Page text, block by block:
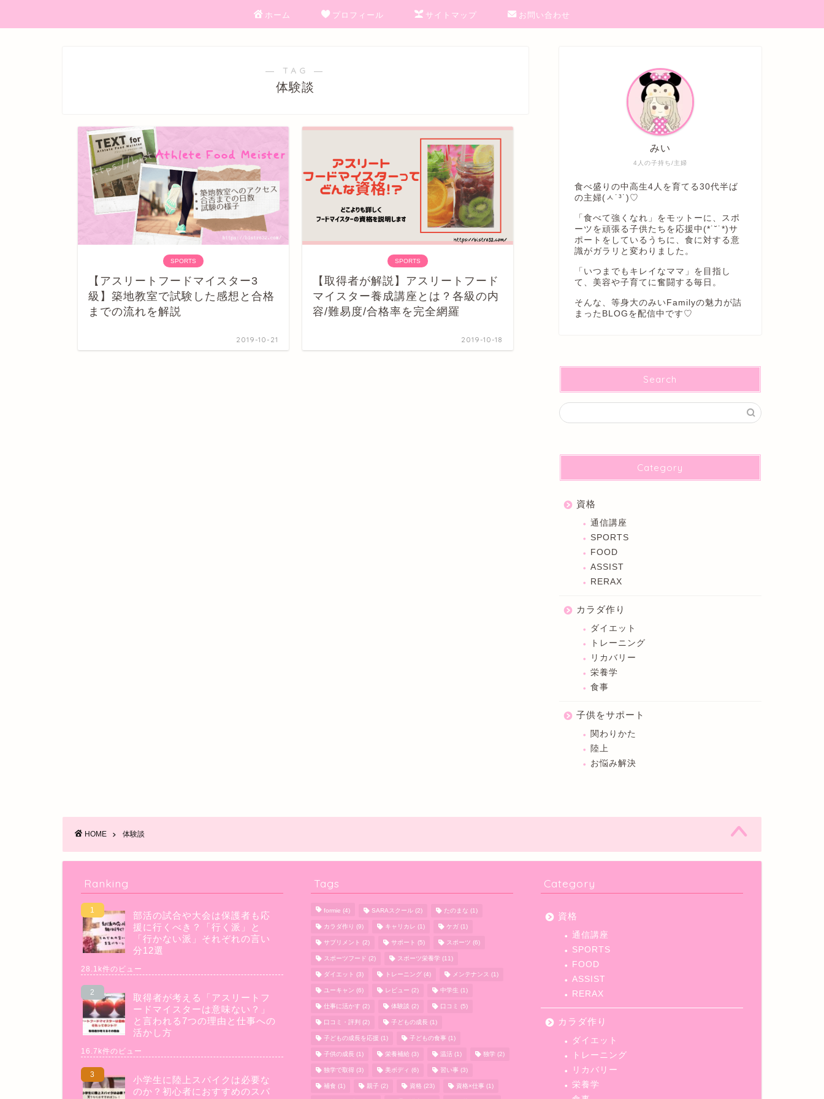
ホーム プロフィール サイトマップ お問い合わせ
― TAG ―
体験談
SPORTS
【アスリートフードマイスター3
級】築地教室で試験した感想と合格
までの流れを解説
2019-10-21
SPORTS
【取得者が解説】アスリートフード
マイスター養成講座とは？各級の内
容/難易度/合格率を完全網羅
2019-10-18
4人の子持ち/主婦
みい
食べ盛りの中高生4人を育てる30代半ば
の主婦(ㅅ˙³˙)♡
「食べて強くなれ」をモットーに、スポ
ーツを頑張る子供たちを応援中(*˙˘˙*)サ
ポートをしているうちに、食に対する意
識がガラリと変わりました。
「いつまでもキレイなママ」を目指し
て、美容や子育てに奮闘する毎日。
そんな、等身大のみいFamilyの魅力が詰
まったBLOGを配信中です♡
Search
Category
資格
通信講座
SPORTS
FOOD
ASSIST
RERAX
カラダ作り
ダイエット
トレーニング
リカバリー
栄養学
食事
子供をサポート
関わりかた
陸上
お悩み解決
HOME 体験談
Ranking
部活の試合や大会は保護者も応
援に行くべき？「行く派」と
「行かない派」それぞれの言い
分12選
28.1k件のビュー
取得者が考える「アスリートフ
ードマイスターは意味ない？」
と言われる7つの理由と仕事への
活かし方
16.7k件のビュー
小学生に陸上スパイクは必要な
のか？初心者におすすめのスパ
Tags
formie (4) SARAスクール (2) たのまな (1)
カラダ作り (9) キャリカレ (1) ケガ (1)
サプリメント (2) サポート (5) スポーツ (6)
スポーツフード (2) スポーツ栄養学 (11)
ダイエット (3) トレーニング (4) メンテナンス (1)
ユーキャン (6) レビュー (2) 中学生 (1)
仕事に活かす (2) 体験談 (2) 口コミ (5)
口コミ・評判 (2) 子どもの成長 (1)
子どもの成長を応援 (1) 子どもの食事 (1)
子供の成長 (1) 栄養補給 (3) 温活 (1) 独学 (2)
独学で取得 (3) 美ボディ (6) 習い事 (3)
補食 (1) 親子 (2) 資格 (23) 資格×仕事 (1)
Category
資格
通信講座
SPORTS
FOOD
ASSIST
RERAX
カラダ作り
ダイエット
トレーニング
リカバリー
栄養学